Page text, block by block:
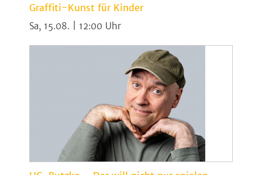
Graffiti-Kunst für Kinder
Sa, 15.08. | 12:00